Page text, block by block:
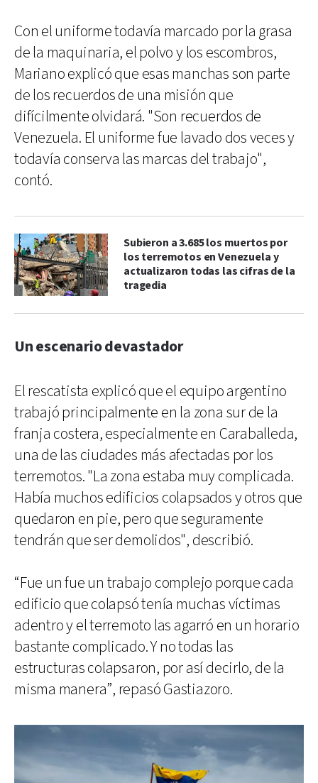
Con el uniforme todavía marcado por la grasa
de la maquinaria, el polvo y los escombros,
Mariano explicó que esas manchas son parte
de los recuerdos de una misión que
difícilmente olvidará. "Son recuerdos de
Venezuela. El uniforme fue lavado dos veces y
todavía conserva las marcas del trabajo",
contó.
Subieron a 3.685 los muertos por
los terremotos en Venezuela y
actualizaron todas las cifras de la
tragedia
Un escenario devastador
El rescatista explicó que el equipo argentino
trabajó principalmente en la zona sur de la
franja costera, especialmente en Caraballeda,
una de las ciudades más afectadas por los
terremotos. "La zona estaba muy complicada.
Había muchos edificios colapsados y otros que
quedaron en pie, pero que seguramente
tendrán que ser demolidos", describió.
“Fue un fue un trabajo complejo porque cada
edificio que colapsó tenía muchas víctimas
adentro y el terremoto las agarró en un horario
bastante complicado. Y no todas las
estructuras colapsaron, por así decirlo, de la
misma manera”, repasó Gastiazoro.